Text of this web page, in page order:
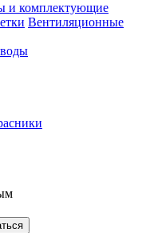
и комплектующие
Вентиляционные